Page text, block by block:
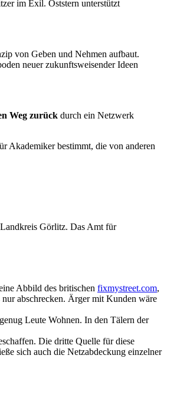
im Exil. Oststern unterstützt
von Geben und Nehmen aufbaut.
neuer zukunftsweisender Ideen
Weg zurück durch ein Netzwerk
Akademiker bestimmt, die von anderen
Görlitz. Das Amt für
Abbild des britischen fixmystreet.com,
abschrecken. Ärger mit Kunden wäre
Leute Wohnen. In den Tälern der
Die dritte Quelle für diese
sich auch die Netzabdeckung einzelner